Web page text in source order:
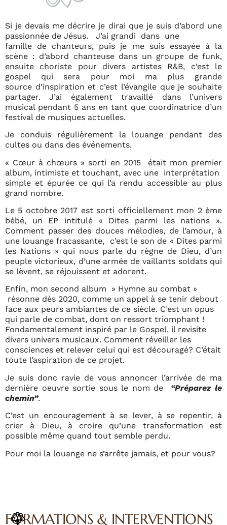
Si je devais me décrire je dirai que je suis d’abord une
passionnée de Jésus. J’ai grandi dans une
famille de chanteurs, puis je me suis essayée à la
scène : d’abord chanteuse dans un groupe de funk,
ensuite choriste pour divers artistes R&B, c’est le
gospel qui sera pour moi ma plus grande
source d’inspiration et c’est l’évangile que je souhaite
partager. J’ai également travaillé dans l’univers
musical pendant 5 ans en tant que coordinatrice d’un
festival de musiques actuelles.
Je conduis régulièrement la louange pendant des
cultes ou dans des événements.
« Cœur à chœurs » sorti en 2015 était mon premier
album, intimiste et touchant, avec une interprétation
simple et épurée ce qui l’a rendu accessible au plus
grand nombre.
Le 5 octobre 2017 est sorti officiellement mon 2 ème
bébé, un EP intitulé « Dites parmi les nations ».
Comment passer des douces mélodies, de l’amour, à
une louange fracassante, c’est le son de « Dites parmi
les Nations » qui nous parle du règne de Dieu, d’un
peuple victorieux, d’une armée de vaillants soldats qui
se lèvent, se réjouissent et adorent.
Enfin, mon second album » Hymne au combat »
résonne dès 2020, comme un appel à se tenir debout
face aux peurs ambiantes de ce siècle. C’est un opus
qui parle de combat, dont on ressort triomphant !
Fondamentalement inspiré par le Gospel, il revisite
divers univers musicaux. Comment réveiller les
consciences et relever celui qui est découragé? C’était
toute l’aspiration de ce projet.
Je suis donc ravie de vous annoncer l’arrivée de ma
dernière oeuvre sortie sous le nom de “Préparez le
chemin”.
C’est un encouragement à se lever, à se repentir, à
crier à Dieu, à croire qu’une transformation est
possible même quand tout semble perdu.
Pour moi la louange ne s’arrête jamais, et pour vous?
FORMATIONS & INTERVENTIONS